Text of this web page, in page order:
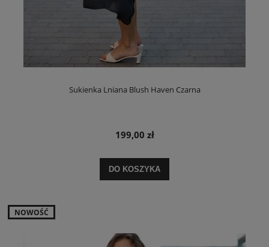
Sukienka Lniana Blush Haven Czarna
199,00 zł
DO KOSZYKA
NOWOŚĆ